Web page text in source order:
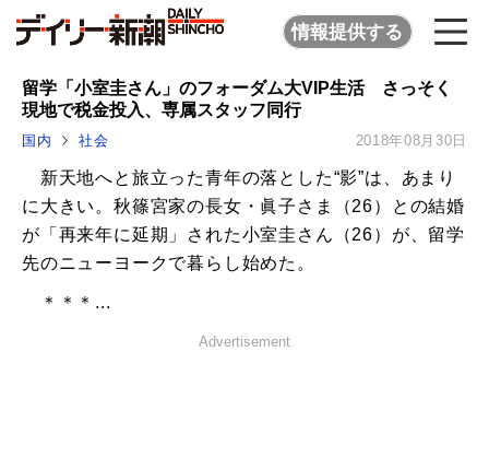
情報提供する
留学「小室圭さん」のフォーダム大VIP生活 さっそく
現地で税金投入、専属スタッフ同行
国内 社会 2018年08月30日
新天地へと旅立った青年の落とした“影”は、あまり
に大きい。秋篠宮家の長女・眞子さま（26）との結婚
が「再来年に延期」された小室圭さん（26）が、留学
先のニューヨークで暮らし始めた。
＊＊＊...
Advertisement